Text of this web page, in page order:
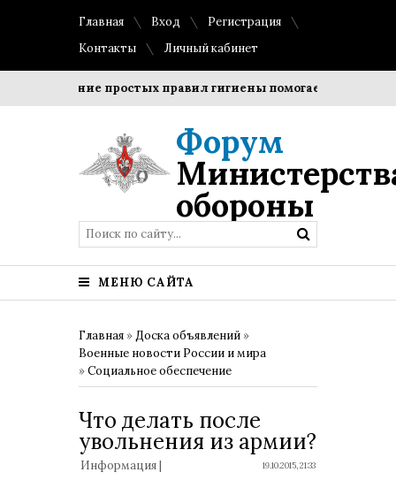
Главная Вход
Регистрация
Контакты
Личный кабинет
простых правил гигиены помогает сохранить
Форум
обороны
МЕНЮ САЙТА
Главная »Доска объявлений »
Военные новости России и мира
»Социальное обеспечение
Что делать после
увольнения из армии?
Информация | 19.10.2015, 21:33